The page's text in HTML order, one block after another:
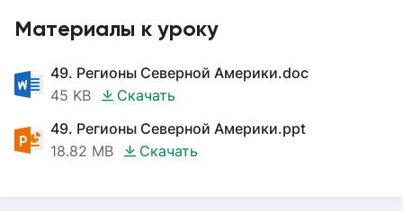
Материалы к уроку
49. Регионы Северной Америки.doc
45 KB
Скачать
49. Регионы Северной Америки.ppt
18.82 MB
Скачать